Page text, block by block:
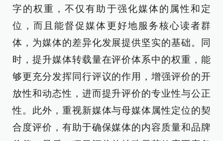
字的权重，不仅有助于强化媒体的属性和定
位，而且能督促媒体更好地服务核心读者群
体，为媒体的差异化发展提供坚实的基础。同
时，提升媒体转载量在评价体系中的权重，能
够更充分发挥同行评议的作用，增强评价的开
放性和动态性，进而提升评价的专业性与公正
性。此外，重视新媒体与母媒体属性定位的契
合度评价，有助于确保媒体的内容质量和品牌